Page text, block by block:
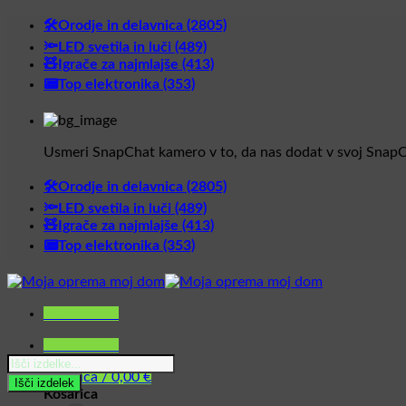
Skoči
vsebino
🛠️Orodje in delavnica (2805)
🔦LED svetila in luči (489)
🧸Igrače za najmlajše (413)
📟Top elektronika (353)
Usmeri SnapChat kamero v to, da nas dodat v svoj
🛠️Orodje in delavnica (2805)
🔦LED svetila in luči (489)
🧸Igrače za najmlajše (413)
📟Top elektronika (353)
Košarica /0,00€
Košarica
Products
search
Išči izdelek